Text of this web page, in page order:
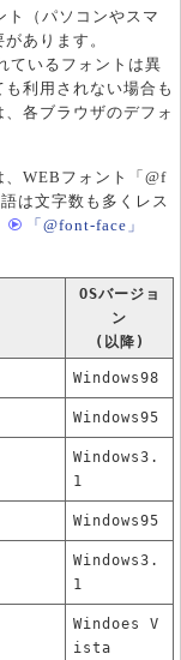
（パソコンやスマ
あります。
ているフォントは異
利用されない場合も
各ブラウザのデフォ
、WEBフォント「@f
は文字数も多くレス
「@font-face」
OSバージョ
ン
(以降)
Windows98
Windows95
Windows3.
1
Windows95
Windows3.
1
Windoes V
ista